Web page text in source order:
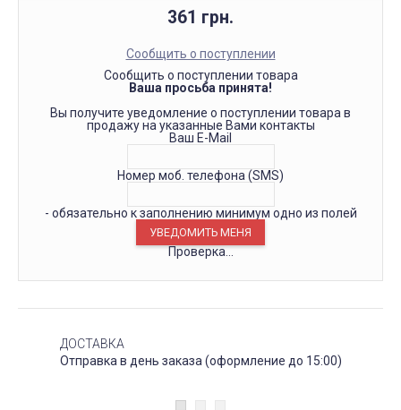
361 грн.
Сообщить о поступлении
Сообщить о поступлении товара
Ваша просьба принята!
Вы получите уведомление о поступлении товара в
продажу на указанные Вами контакты
Ваш E-Mail
Номер моб. телефона (SMS)
- обязательно к заполнению минимум одно из полей
Проверка...
ДОСТАВКА
Отправка в день заказа (оформление до 15:00)